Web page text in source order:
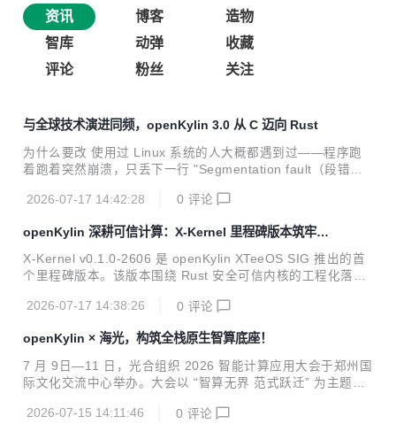
资讯 博客
造物
智库
动弹
收藏
评论
粉丝 关注
与全球技术演进同频，openKylin 3.0 从 C 迈向 Rust
为什么要改 使用过 Linux 系统的人大概都遇到过——程序跑
着跑着突然崩溃，只丢下一行 "Segmentation fault（段错
全问题：越界访问、悬垂指针、缓冲区溢出，超过 70% 的高
交给了开发者。而 Rust 换了个思路--通过所有权、借用检查
在编译期对安全代码进行严格的引用合法性验证，并在运行时
加入边界检查和 panic，从而在安全代码中消除非法内存访
经在加速 目前Linux内核已合并 2万+行 Ru...
2026-07-17 14:42:28 0 评论
openKylin 深耕可信计算：X-Kernel 里程碑版本筑牢自
主安全根基
X-Kernel v0.1.0-2606 是 openKylin XTeeOS SIG 推出的首
个里程碑版本。该版本围绕 Rust 安全可信内核的工程化落
内核能力基线。 一、夯实 Rust 内核基础能力，支撑真实负载
盖多架构支持、任务与进程管理、调度、定时器、信号、fute
x、虚拟内存与地址空间管理、VFS 与文件系统、网络协议
栈、设备驱动基础框架、POSIX 兼容接口等核心模块。同
tracepoint、...
2026-07-17 14:38:26 0 评论
openKylin × 海光，构筑全栈原生智算底座！
7 月 9日—11 日，光合组织 2026 智能计算应用大会于郑州国
际文化交流中心举办。大会以 “智算无界 范式跃迁” 为主题，
大模型、操作系统、智能计算共研产业创新、生态协同与核心
2026-07-15 14:11:46 0 评论